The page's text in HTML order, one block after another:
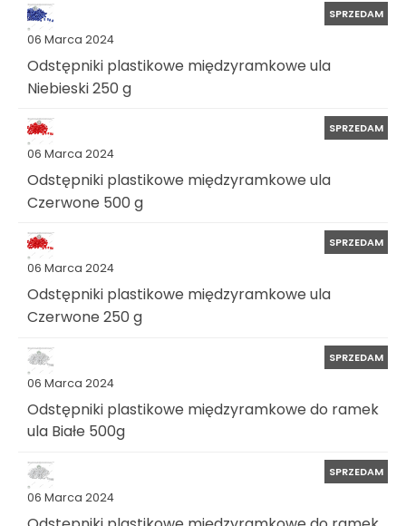
06 Marca 2024
SPRZEDAM
Odstępniki plastikowe międzyramkowe ula
Niebieski 250 g
06 Marca 2024
SPRZEDAM
Odstępniki plastikowe międzyramkowe ula
Czerwone 500 g
06 Marca 2024
SPRZEDAM
Odstępniki plastikowe międzyramkowe ula
Czerwone 250 g
06 Marca 2024
SPRZEDAM
Odstępniki plastikowe międzyramkowe do ramek
ula Białe 500g
06 Marca 2024
SPRZEDAM